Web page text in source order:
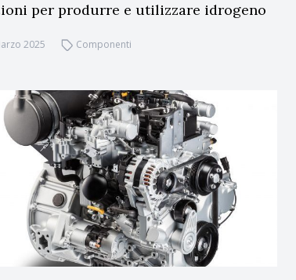
per produrre e utilizzare idrogeno
2025 Componenti